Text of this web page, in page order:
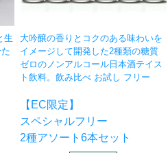
生
大吟醸の香りとコクのある味わいを
イメージして開発した2種類の糖質
ゼロのノンアルコール日本酒テイス
ト飲料。飲み比べ お試し フリー
【EC限定】
スペシャルフリー
2種アソート6本セット